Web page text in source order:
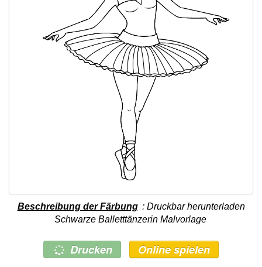
Beschreibung der Färbung : Druckbar herunterladen
Schwarze Balletttänzerin Malvorlage
Drucken Online spielen